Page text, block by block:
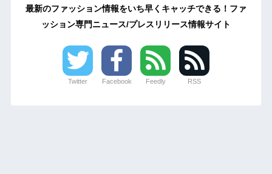
最新のファッション情報をいち早くキャッチできる！ファ
ッション専門ニュース/プレスリリース情報サイト
Twitter Facebook Feedly RSS